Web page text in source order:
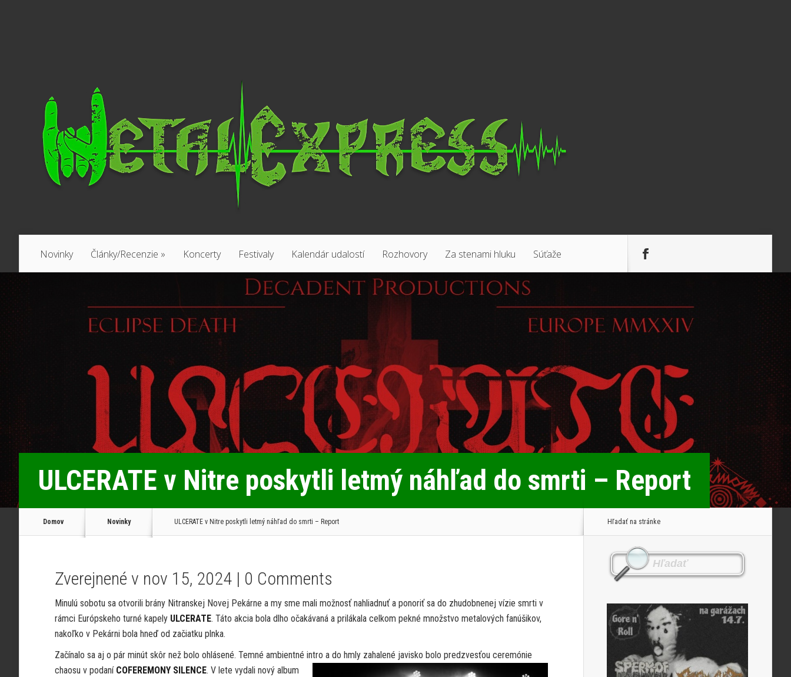
Novinky Články/Recenzie » Koncerty Festivaly Kalendár udalostí Rozhovory Za stenami hluku Súťaže
ULCERATE v Nitre poskytli letmý náhľad do smrti – Report
Domov Novinky ULCERATE v Nitre poskytli letmý náhľad do smrti – Report
Zverejnené v nov 15, 2024 | 0 Comments
Minulú sobotu sa otvorili brány Nitranskej Novej Pekárne a my sme mali možnosť nahliadnuť a ponoriť sa do zhudobnenej vízie smrti v
rámci Európskeho turné kapely ULCERATE. Táto akcia bola dlho očakávaná a prilákala celkom pekné množstvo metalových fanúšikov,
nakoľko v Pekárni bola hneď od začiatku plnka.
Začínalo sa aj o pár minút skôr než bolo ohlásené. Temné ambientné intro a do hmly zahalené javisko bolo predzvesťou ceremónie
chaosu v podaní COFEREMONY SILENCE. V lete vydali nový album
Hľadať na stránke